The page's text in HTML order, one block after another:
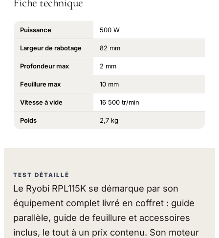
Puissance 500 W
Largeur de rabotage 82 mm
Profondeur max 2 mm
Feuillure max 10 mm
Vitesse à vide 16 500 tr/min
Poids 2,7 kg
TEST DÉTAILLÉ
Le Ryobi RPL115K se démarque par son
équipement complet livré en coffret : guide
parallèle, guide de feuillure et accessoires
inclus, le tout à un prix contenu. Son moteur